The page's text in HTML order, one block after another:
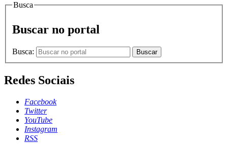
Busca
Buscar no portal
Busca: Buscar
Redes Sociais
Facebook
Twitter
YouTube
Instagram
RSS